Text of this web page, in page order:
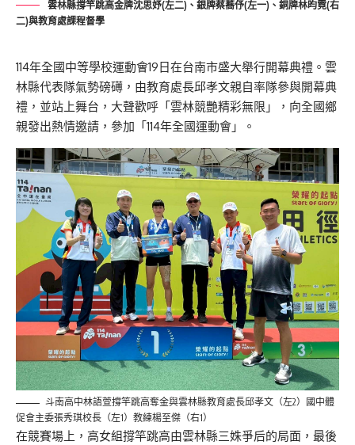
雲林縣撐竿跳高金牌沈思妤(左二)、銀牌蔡蕎伃(左一)、銅牌林昀霓(右
二)與教育處課程督學
114年全國中等學校運動會19日在台南市盛大舉行開幕典禮。雲
林縣代表隊氣勢磅礡，由教育處長邱孝文親自率隊參與開幕典
禮，並站上舞台，大聲歡呼「雲林競艷精彩無限」，向全國鄉
親發出熱情邀請，參加「114年全國運動會」。
斗南高中林語萱撐竿跳高奪金與雲林縣教育處長邱孝文（左2）國中體
促會主委張秀琪校長（左1）教練楊至傑（右1）
在競賽場上，高女組撐竿跳高由雲林縣三姝爭后的局面，最後